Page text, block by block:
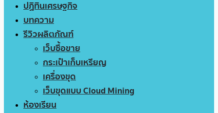
ปฏิทินเศรษฐกิจ
บทความ
รีวิวผลิตภัณฑ์
เว็บซื้อขาย
กระเป๋าเก็บเหรียญ
เครื่องขุด
เว็บขุดแบบ Cloud Mining
ห้องเรียน